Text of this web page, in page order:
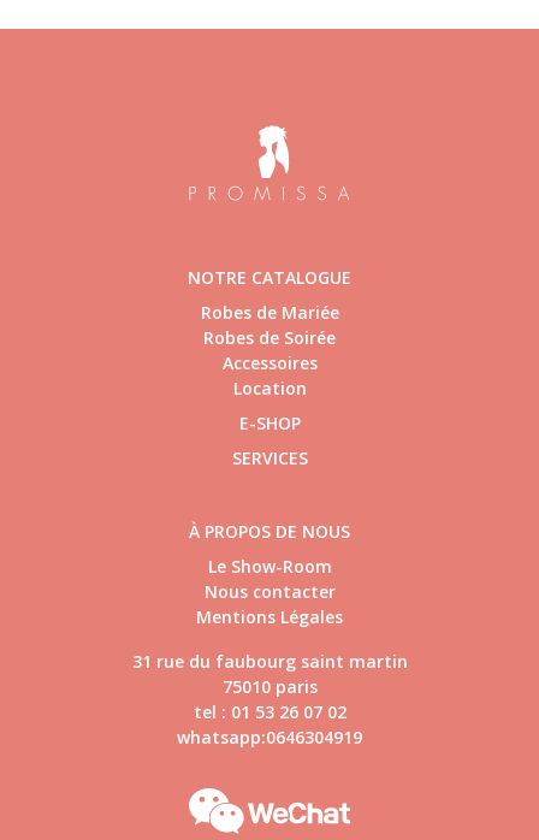
NOTRE CATALOGUE
Robes de Mariée
Robes de Soirée
Accessoires
Location
E-SHOP
SERVICES
À PROPOS DE NOUS
Le Show-Room
Nous contacter
Mentions Légales
31 rue du faubourg saint martin
75010 paris
tel : 01 53 26 07 02
whatsapp:0646304919